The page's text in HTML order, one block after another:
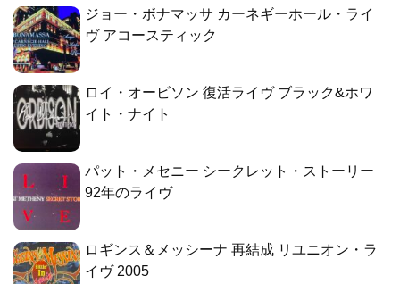
ジョー・ボナマッサ カーネギーホール・ライ
ヴ アコースティック
ロイ・オービソン 復活ライヴ ブラック&ホワ
イト・ナイト
パット・メセニー シークレット・ストーリー
92年のライヴ
ロギンス＆メッシーナ 再結成 リユニオン・ラ
イヴ 2005